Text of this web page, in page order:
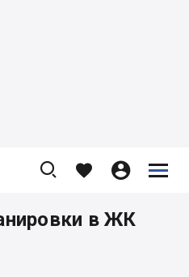
   


в ЖК